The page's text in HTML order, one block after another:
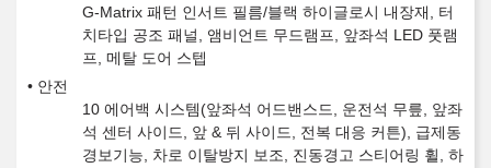
G-Matrix 패턴 인서트 필름/블랙 하이글로시 내장재, 터
치타입 공조 패널, 앰비언트 무드램프, 앞좌석 LED 풋램
프, 메탈 도어 스텝
안전
10 에어백 시스템(앞좌석 어드밴스드, 운전석 무릎, 앞좌
석 센터 사이드, 앞 & 뒤 사이드, 전복 대응 커튼), 급제동
경보기능, 차로 이탈방지 보조, 진동경고 스티어링 휠, 하